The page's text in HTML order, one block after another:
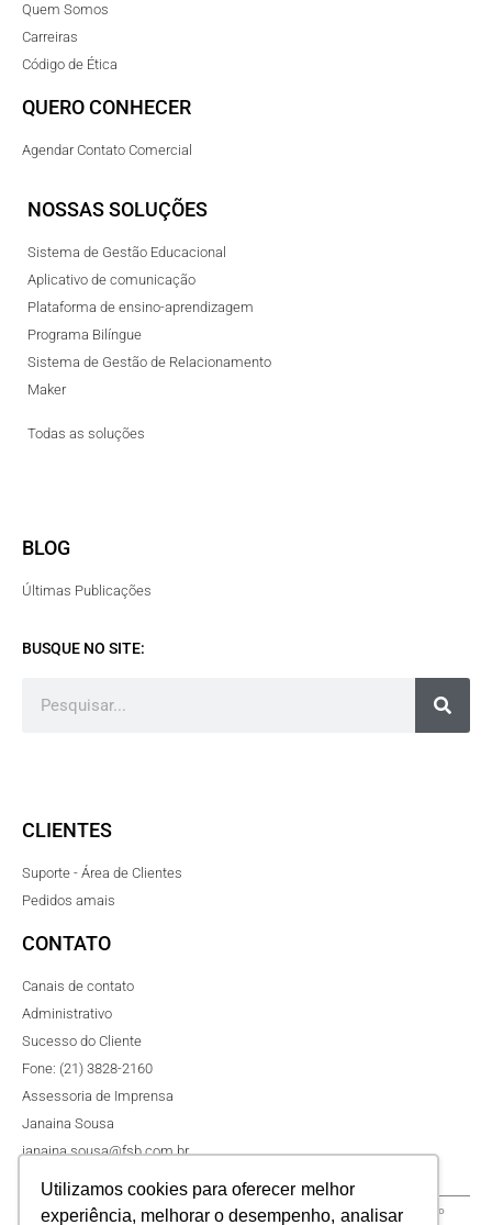
Utilizamos cookies para oferecer melhor
experiência, melhorar o desempenho, analisar
Quem Somos
Carreiras
Código de Ética
QUERO CONHECER
Agendar Contato Comercial
NOSSAS SOLUÇÕES
Sistema de Gestão Educacional
Aplicativo de comunicação
Plataforma de ensino-aprendizagem
Programa Bilíngue
Sistema de Gestão de Relacionamento
Maker
Todas as soluções
BLOG
Últimas Publicações
BUSQUE NO SITE:
CLIENTES
Suporte - Área de Clientes
Pedidos amais
CONTATO
Canais de contato
Administrativo
Sucesso do Cliente
Fone: (21) 3828-2160
Assessoria de Imprensa
Janaina Sousa
janaina.sousa@fsb.com.br
O seu e-mail será usado com a finalidade de uma oportunidade, envio de conteúdos do